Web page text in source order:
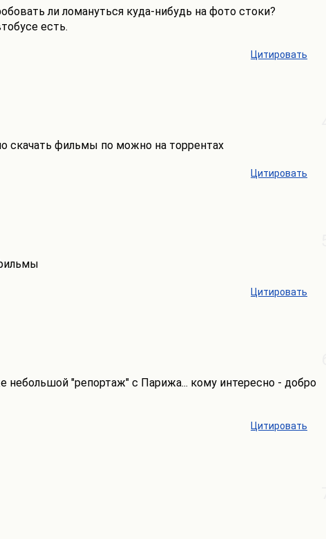
ли ломануться куда-нибудь на фото стоки?
есть.
Цитировать
скачать фильмы по можно на торрентах
Цитировать
Цитировать
небольшой "репортаж" с Парижа... кому интересно - добро
Цитировать